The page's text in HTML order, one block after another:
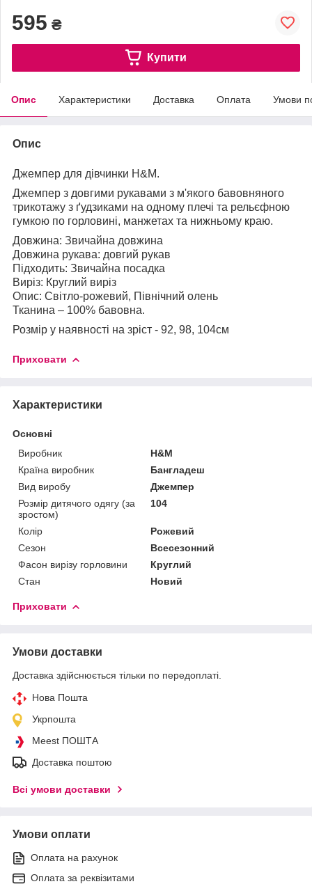
595 ₴
Купити
Опис Характеристики Доставка Оплата Умови
Опис
Джемпер для дівчинки H&M.
Джемпер з довгими рукавами з м'якого бавовняного
трикотажу з ґудзиками на одному плечі та рельєфною
гумкою по горловині, манжетах та нижньому краю.
Довжина: Звичайна довжина
Довжина рукава: довгий рукав
Підходить: Звичайна посадка
Виріз: Круглий виріз
Опис: Світло-рожевий, Північний олень
Тканина – 100% бавовна.
Розмір у наявності на зріст - 92, 98, 104см
Приховати
Характеристики
Основні
Виробник
H&M
Країна виробник
Бангладеш
Вид виробу
Джемпер
Розмір дитячого одягу (за
зростом)
104
Колір
Рожевий
Сезон
Всесезонний
Фасон вирізу горловини
Круглий
Стан
Новий
Приховати
Умови доставки
Доставка здійснюється тільки по передоплаті.
Нова Пошта
Укрпошта
Meest ПОШТА
Доставка поштою
Всі умови доставки
Умови оплати
Оплата на рахунок
Оплата за реквізитами